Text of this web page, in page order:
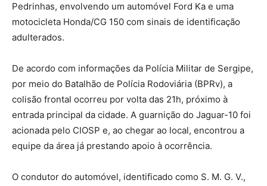
Pedrinhas, envolvendo um automóvel Ford Ka e uma
motocicleta Honda/CG 150 com sinais de identificação
adulterados.
De acordo com informações da Polícia Militar de Sergipe,
por meio do Batalhão de Polícia Rodoviária (BPRv), a
colisão frontal ocorreu por volta das 21h, próximo à
entrada principal da cidade. A guarnição do Jaguar-10 foi
acionada pelo CIOSP e, ao chegar ao local, encontrou a
equipe da área já prestando apoio à ocorrência.
O condutor do automóvel, identificado como S. M. G. V.,